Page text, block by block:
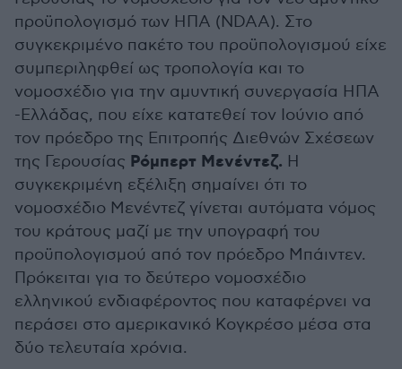
προϋπολογισμό των ΗΠΑ (NDAA). Στο
συγκεκριμένο πακέτο του προϋπολογισμού είχε
συμπεριληφθεί ως τροπολογία και το
νομοσχέδιο για την αμυντική συνεργασία ΗΠΑ
-Ελλάδας, που είχε κατατεθεί τον Ιούνιο από
τον πρόεδρο της Επιτροπής Διεθνών Σχέσεων
της Γερουσίας Ρόμπερτ Μενέντεζ. Η
συγκεκριμένη εξέλιξη σημαίνει ότι το
νομοσχέδιο Μενέντεζ γίνεται αυτόματα νόμος
του κράτους μαζί με την υπογραφή του
προϋπολογισμού από τον πρόεδρο Μπάιντεν.
Πρόκειται για το δεύτερο νομοσχέδιο
ελληνικού ενδιαφέροντος που καταφέρνει να
περάσει στο αμερικανικό Κογκρέσο μέσα στα
δύο τελευταία χρόνια.